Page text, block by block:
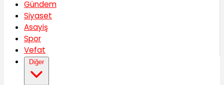
Gündem
Siyaset
Asayiş
Spor
Vefat
Diğer